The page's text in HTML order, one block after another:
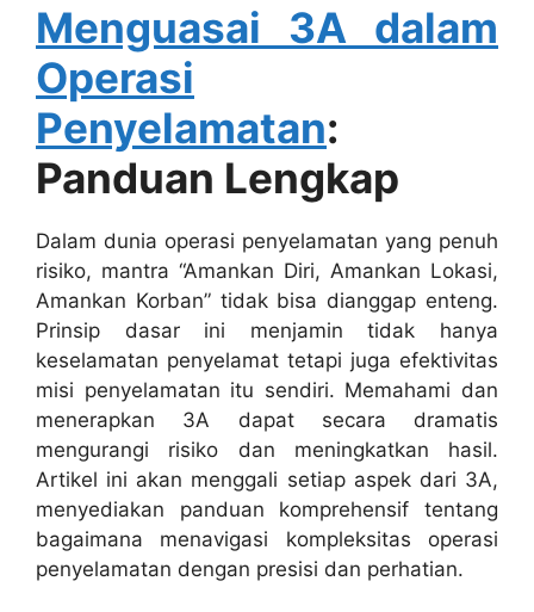
Menguasai 3A dalam
Operasi
Penyelamatan:
Panduan Lengkap
Dalam dunia operasi penyelamatan yang penuh
risiko, mantra “Amankan Diri, Amankan Lokasi,
Amankan Korban” tidak bisa dianggap enteng.
Prinsip dasar ini menjamin tidak hanya
keselamatan penyelamat tetapi juga efektivitas
misi penyelamatan itu sendiri. Memahami dan
menerapkan 3A dapat secara dramatis
mengurangi risiko dan meningkatkan hasil.
Artikel ini akan menggali setiap aspek dari 3A,
menyediakan panduan komprehensif tentang
bagaimana menavigasi kompleksitas operasi
penyelamatan dengan presisi dan perhatian.